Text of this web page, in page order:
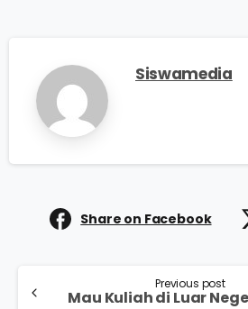
Siswamedia
Share on Facebook
Previous post